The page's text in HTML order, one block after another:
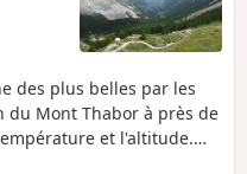
des plus belles par les
du Mont Thabor à près de
et l'altitude.